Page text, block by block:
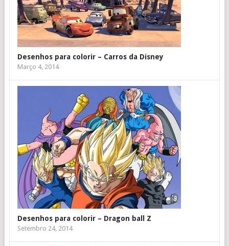
Desenhos para colorir – Carros da Disney
Março 4, 2014
Desenhos para colorir – Dragon ball Z
Setembro 24, 2014